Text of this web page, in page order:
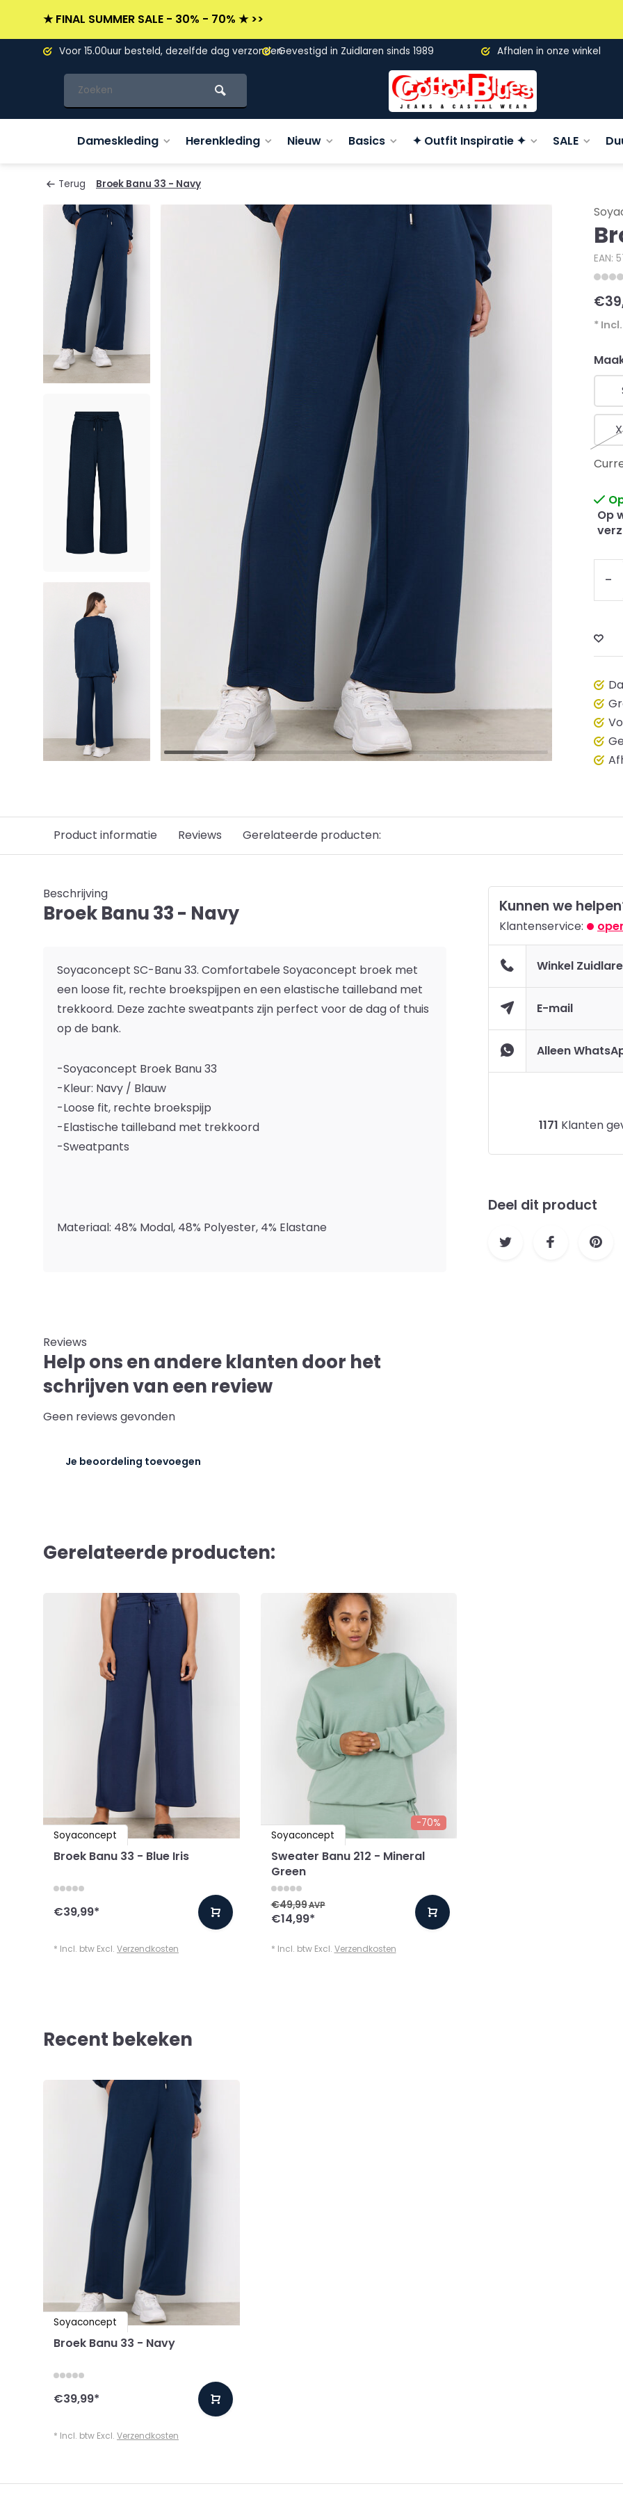
★ FINAL SUMMER SALE - 30% - 70% ★ >>
Voor 15.00uur besteld, dezelfde dag verzondenGevestigd in Zuidlaren sinds 1989 Afhalen in onze winkel
Dameskleding Herenkleding Nieuw Basics ✦ Outfit Inspiratie ✦ SALE
Terug Broek Banu 33 - Navy
EAN:
*
Op
-
Product informatie Reviews Gerelateerde producten:
Beschrijving
Broek Banu 33 - Navy
Soyaconcept SC-Banu 33. Comfortabele Soyaconcept broek met
een loose fit, rechte broekspijpen en een elastische tailleband met
trekkoord. Deze zachte sweatpants zijn perfect voor de dag of thuis
op de bank.
-Soyaconcept Broek Banu 33
-Kleur: Navy / Blauw
-Loose fit, rechte broekspijp
-Elastische tailleband met trekkoord
-Sweatpants
Materiaal: 48% Modal, 48% Polyester, 4% Elastane
Kunnen we
Klantenservice:
Winkel
E-mail
Alleen
1171 Klanten
Deel dit product
Reviews
Help ons en andere klanten door het
schrijven van een review
Geen reviews gevonden
Je beoordeling toevoegen
Gerelateerde producten:
Soyaconcept
Broek Banu 33 - Blue Iris
€39,99*
* Incl. btw Excl. Verzendkosten
-70%
Soyaconcept
Sweater Banu 212 - Mineral
Green
€49,99AVP
€14,99*
* Incl. btw Excl. Verzendkosten
Recent bekeken
Soyaconcept
Broek Banu 33 - Navy
€39,99*
* Incl. btw Excl. Verzendkosten